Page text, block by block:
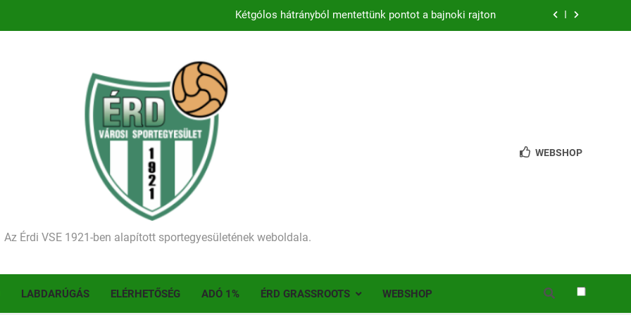
Kezdődik a 2026–2027-es szezon – hazai pályán rajtol az Érdi VSE!
Ellenfelünk visszalépése miatt játék nélkül jutottunk tovább a MOL Magyar Kupában
Kezdődik a 2026–2027-es szezon – hazai pályán rajtol az Érdi VSE!
Történelmet írt az I. Érdi Football Fesztivál – több mint 200 játékos lépett pályára Érden
Az Érdi VSE 1921-ben alapított sportegyesületének weboldala.
WEBSHOP
LABDARÚGÁS ELÉRHETŐSÉG ADÓ 1% ÉRD GRASSROOTS WEBSHOP